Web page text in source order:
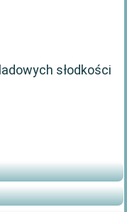
słodkości